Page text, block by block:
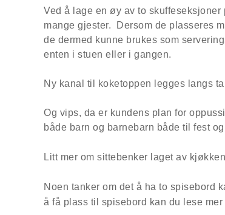
Ved å lage en øy av to skuffeseksjoner
mange gjester. Dersom de plasseres
de dermed kunne brukes som
enten i stuen eller i gangen.
Ny kanal til koketoppen legges langs
Og vips, da er kundens plan for
både barn og barnebarn både til fest
Litt mer om sittebenker laget av
Noen tanker om det å ha to spisebord
å få plass til spisebord kan du lese mer